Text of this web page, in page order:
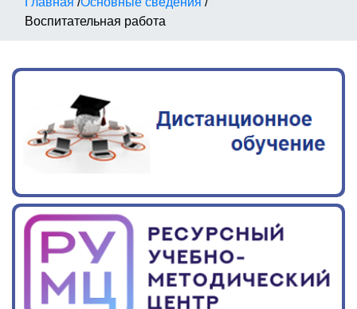
Воспитательная работа